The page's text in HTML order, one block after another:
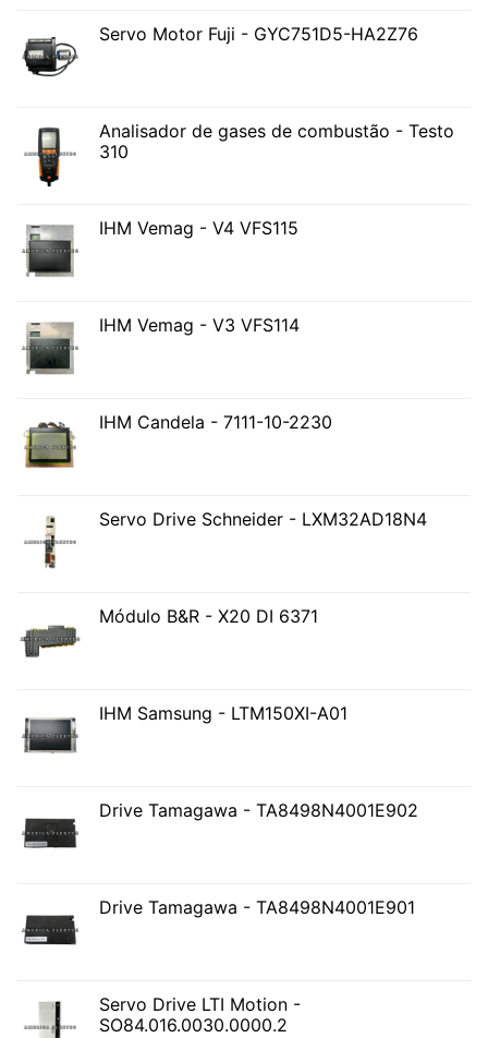
Servo Motor Fuji - GYC751D5-HA2Z76
Analisador de gases de combustão - Testo
310
IHM Vemag - V4 VFS115
IHM Vemag - V3 VFS114
IHM Candela - 7111-10-2230
Servo Drive Schneider - LXM32AD18N4
Módulo B&R - X20 DI 6371
IHM Samsung - LTM150XI-A01
Drive Tamagawa - TA8498N4001E902
Drive Tamagawa - TA8498N4001E901
Servo Drive LTI Motion -
SO84.016.0030.0000.2